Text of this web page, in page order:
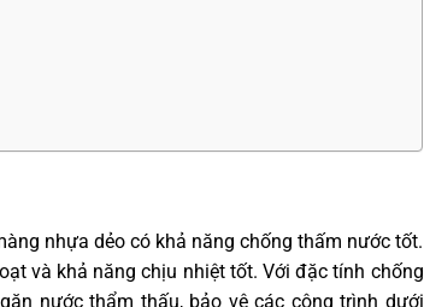
nhựa dẻo có khả năng chống thấm nước tốt.
và khả năng chịu nhiệt tốt. Với đặc tính chống
nước thẩm thấu, bảo vệ các công trình dưới